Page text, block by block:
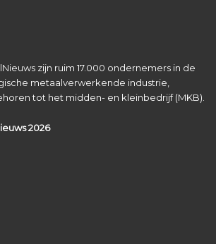
zijn ruim 17.000 ondernemers in de
metaalverwerkende industrie,
tot het midden- en kleinbedrijf (MKB).
2026